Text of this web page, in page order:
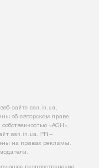
сайте asn.in.ua,
об авторском праве.
«АСН»,
asn.іn.ua. PR –
на правах рекламы.